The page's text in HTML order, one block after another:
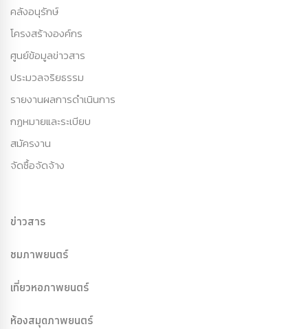
คลังอนุรักษ์
โครงสร้างองค์กร
ศูนย์ข้อมูลข่าวสาร
ประมวลจริยธรรม
รายงานผลการดำเนินการ
กฏหมายและระเบียบ
สมัครงาน
จัดซื้อจัดจ้าง
ข่าวสาร
ชมภาพยนตร์
เที่ยวหอภาพยนตร์
ห้องสมุดภาพยนตร์